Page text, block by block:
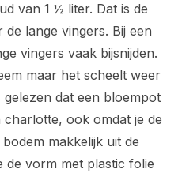
van 1 ½ liter. Dat is de
lange vingers. Bij een
vingers vaak bijsnijden.
maar het scheelt weer
dat een bloempot
ook omdat je de
makkelijk uit de
de vorm met plastic folie